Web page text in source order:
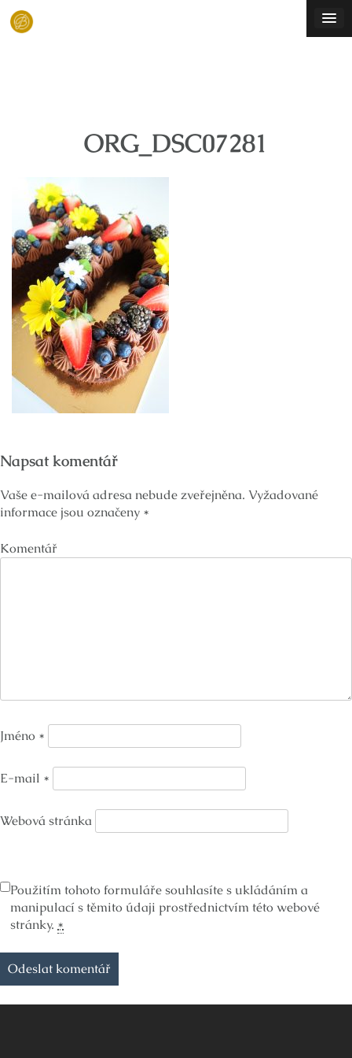
Skip
ORG_DSC07281
Napsat komentář
Vaše e-mailová adresa nebude zveřejněna. Vyžadované
informace jsou označeny *
Komentář
Jméno *
E-mail *
Webová stránka
Použitím tohoto formuláře souhlasíte s ukládáním a
manipulací s těmito údaji prostřednictvím této webové
stránky. *